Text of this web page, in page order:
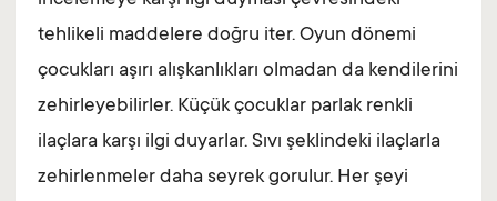
tehlikeli maddelere doğru iter. Oyun dönemi
çocukları aşırı alışkanlıkları olmadan da kendilerini
zehirleyebilirler. Küçük çocuklar parlak renkli
ilaçlara karşı ilgi duyarlar. Sıvı şeklindeki ilaçlarla
zehirlenmeler daha seyrek gorulur. Her şeyi